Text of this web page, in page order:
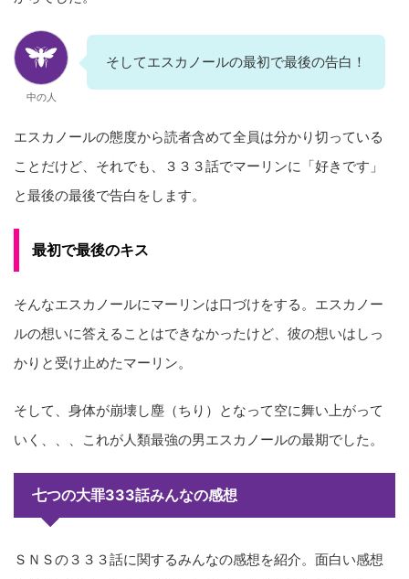
中の人
そしてエスカノールの最初で最後の告白！
エスカノールの態度から読者含めて全員は分かり切っている
ことだけど、それでも、３３３話でマーリンに「好きです」
と最後の最後で告白をします。
最初で最後のキス
そんなエスカノールにマーリンは口づけをする。エスカノー
ルの想いに答えることはできなかったけど、彼の想いはしっ
かりと受け止めたマーリン。
そして、身体が崩壊し塵（ちり）となって空に舞い上がって
いく、、、これが人類最強の男エスカノールの最期でした。
七つの大罪333話みんなの感想
ＳＮＳの３３３話に関するみんなの感想を紹介。面白い感想